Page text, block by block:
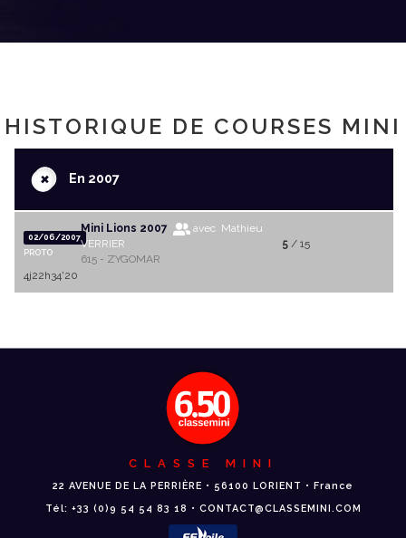
HISTORIQUE DE COURSES MINI
+En 2007
02/06/2007
PROTO
Mini Lions 2007
avec Mathieu
VERRIER
615 - ZYGOMAR
5/ 15
4j22h34'20
CLASSE MINI
22 AVENUE DE LA PERRIÈRE • 56100 LORIENT • France
Tél: +33 (0)9 54 54 83 18 • CONTACT@CLASSEMINI.COM